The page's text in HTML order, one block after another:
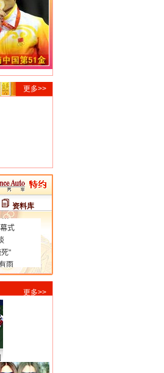
更多>>
资料库
更多>>